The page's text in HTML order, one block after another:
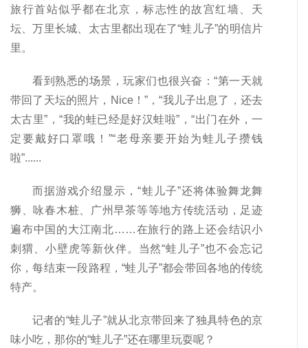
旅行首站似乎都在北京，标志性的故宫红墙、天
坛、万里长城、太古里都出现在了“蛙儿子”的明信片
里。
看到熟悉的场景，玩家们也很兴奋：“第一天就
带回了天坛的照片，Nice！”，“我儿子出息了，还去
太古里”，“我的蛙已经是好汉蛙啦”，“出门在外，一
定要戴好口罩哦！”“老母亲要开始为蛙儿子攒钱
啦”......
而据游戏介绍显示，“蛙儿子”还将体验舞龙舞
狮、咏春木桩、广州早茶等等地方传统活动，足迹
遍布中国的大江南北……在旅行的路上还会结识小
刺猬、小壁虎等新伙伴。当然“蛙儿子”也不会忘记
你，每结束一段路程，“蛙儿子”都会带回各地的传统
特产。
记者的“蛙儿子”就从北京带回来了独具特色的京
味小吃，那你的“蛙儿子”还在哪里玩耍呢？